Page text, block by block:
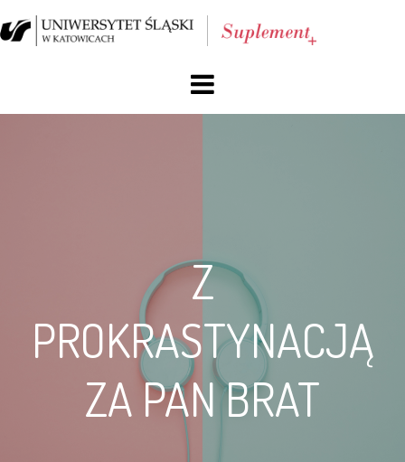
Reklama
Kontakt
Z
PROKRASTYNACJĄ
ZA PAN BRAT